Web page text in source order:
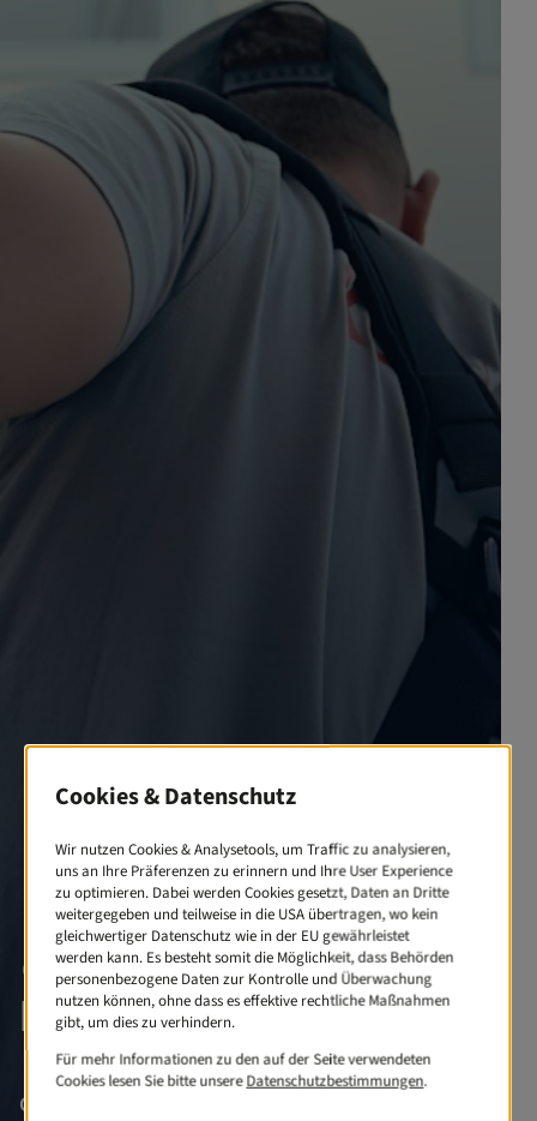
Glanzleistung?
Können wir.
Gebäudedienstleistungen